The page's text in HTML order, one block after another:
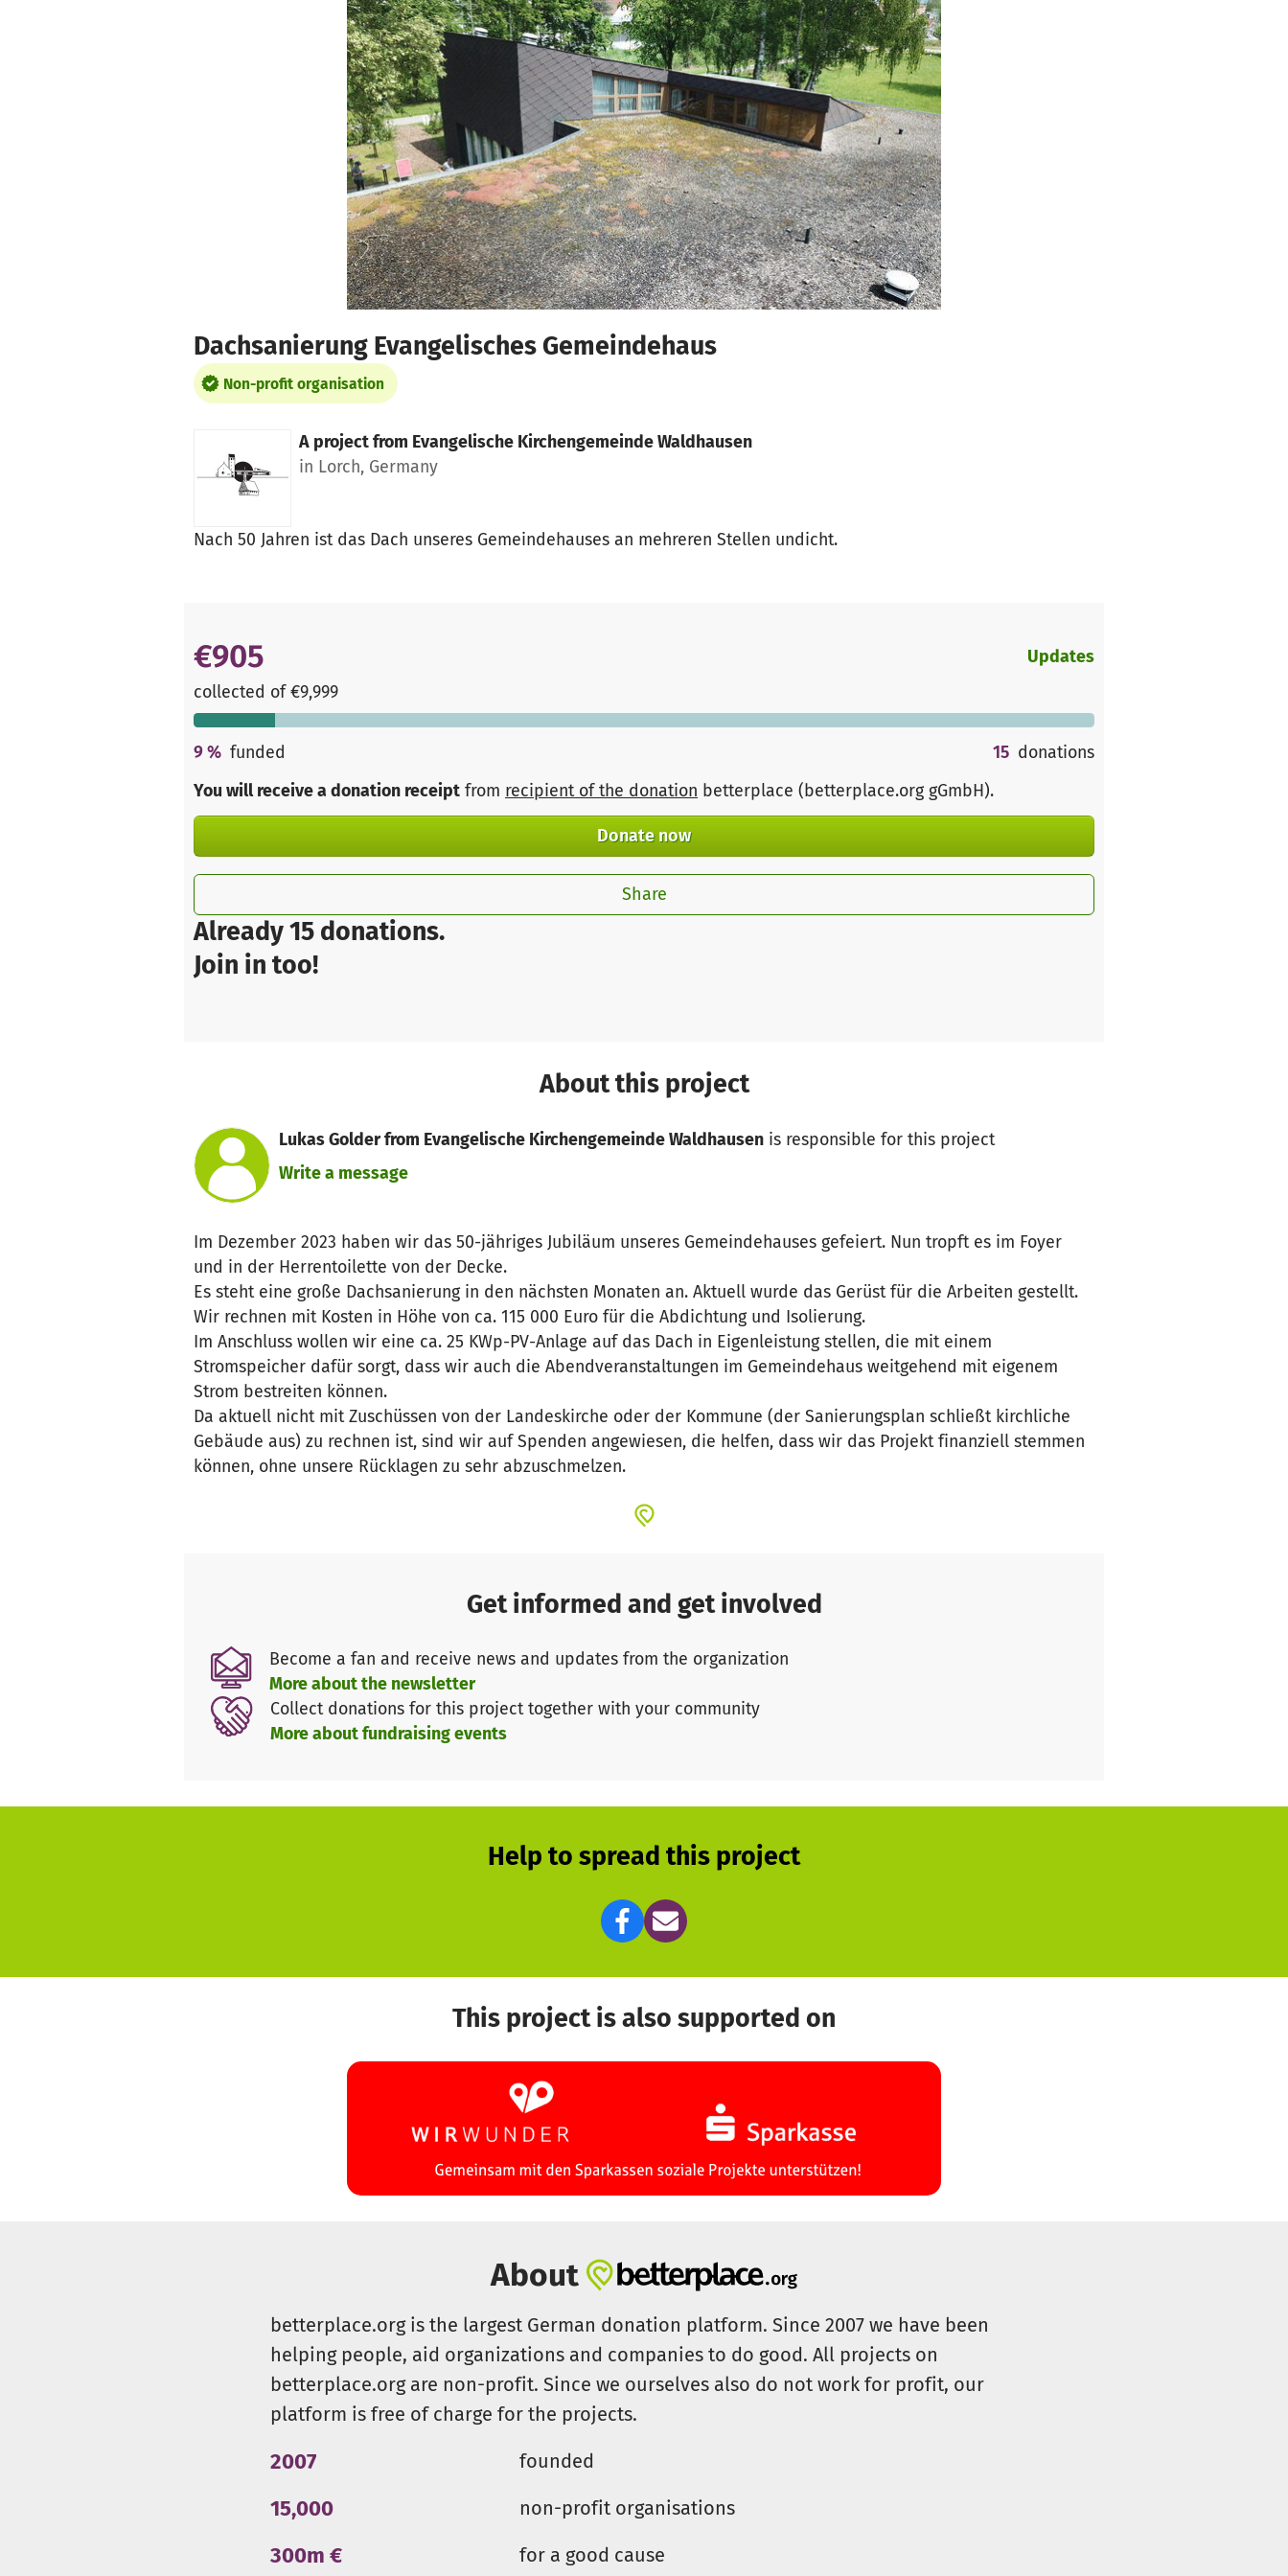
Dachsanierung Evangelisches Gemeindehaus
Non-profit organisation
A project from Evangelische Kirchengemeinde Waldhausen
in Lorch, Germany
Nach 50 Jahren ist das Dach unseres Gemeindehauses an mehreren Stellen undicht.
Already 15 donations.
Join in too!
€905
collected of €9,999
Updates
9% funded 15 donations
You will receive a donation receipt from recipient of the donation betterplace (betterplace.org gGmbH).
Donate now
Share
About this project
Lukas Golder from Evangelische Kirchengemeinde Waldhausenis responsible for this project
Write a message
Im Dezember 2023 haben wir das 50-jähriges Jubiläum unseres Gemeindehauses gefeiert. Nun tropft es im Foyer
und in der Herrentoilette von der Decke.
Es steht eine große Dachsanierung in den nächsten Monaten an. Aktuell wurde das Gerüst für die Arbeiten gestellt.
Wir rechnen mit Kosten in Höhe von ca. 115 000 Euro für die Abdichtung und Isolierung.
Im Anschluss wollen wir eine ca. 25 KWp-PV-Anlage auf das Dach in Eigenleistung stellen, die mit einem
Stromspeicher dafür sorgt, dass wir auch die Abendveranstaltungen im Gemeindehaus weitgehend mit eigenem
Strom bestreiten können.
Da aktuell nicht mit Zuschüssen von der Landeskirche oder der Kommune (der Sanierungsplan schließt kirchliche
Gebäude aus) zu rechnen ist, sind wir auf Spenden angewiesen, die helfen, dass wir das Projekt finanziell stemmen
können, ohne unsere Rücklagen zu sehr abzuschmelzen.
Get informed and get involved
Become a fan and receive news and updates from the organization
More about the newsletter
Collect donations for this project together with your community
More about fundraising events
Help to spread this project
This project is also supported on
About
betterplace.org is the largest German donation platform. Since 2007 we have been
helping people, aid organizations and companies to do good. All projects on
betterplace.org are non-profit. Since we ourselves also do not work for profit, our
platform is free of charge for the projects.
2007 founded
15,000 non-profit organisations
300m € for a good cause